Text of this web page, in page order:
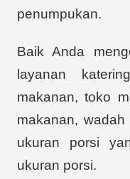
penumpukan.
Baik Anda
layanan
makanan, toko
makanan,
ukuran porsi
ukuran porsi.